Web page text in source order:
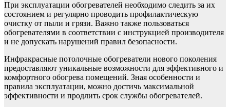
При эксплуатации обогревателей необходимо следить за их
состоянием и регулярно проводить профилактическую
очистку от пыли и грязи. Важно также пользоваться
обогревателями в соответствии с инструкцией производителя
и не допускать нарушений правил безопасности.
Инфракрасные потолочные обогреватели нового поколения
предоставляют уникальные возможности для эффективного и
комфортного обогрева помещений. Зная особенности и
правила эксплуатации, можно достичь максимальной
эффективности и продлить срок службы обогревателей.